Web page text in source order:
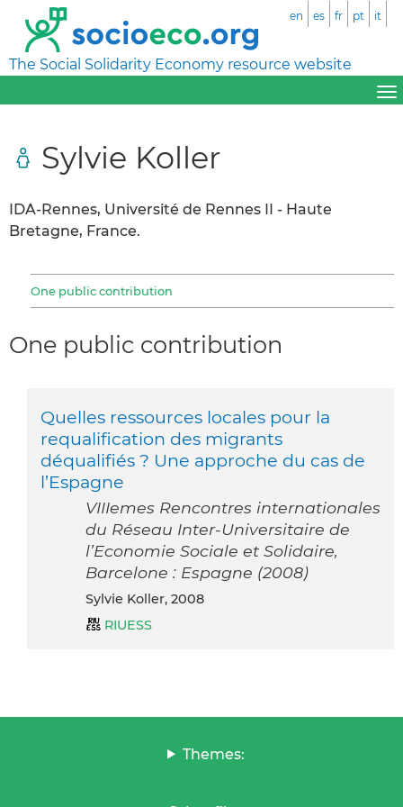
The Social Solidarity Economy resource website
en es fr pt it
Sylvie Koller
IDA-Rennes, Université de Rennes II - Haute
Bretagne, France.
One public contribution
One public contribution
Quelles ressources locales pour la
requalification des migrants
déqualifiés ? Une approche du cas de
l’Espagne
VIIIemes Rencontres internationales
du Réseau Inter-Universitaire de
l’Economie Sociale et Solidaire,
Barcelone : Espagne (2008)
Sylvie Koller, 2008
RIUESS
Themes: